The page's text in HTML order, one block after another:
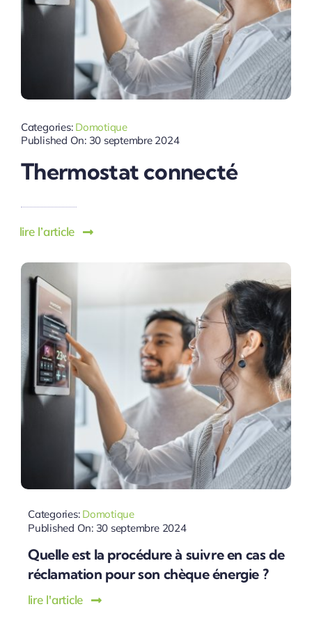
Categories: Domotique
Published On: 30 septembre 2024
Thermostat connecté
lire l’article
Categories: Domotique
Published On: 30 septembre 2024
Quelle est la procédure à suivre en cas de
réclamation pour son chèque énergie ?
lire l'article